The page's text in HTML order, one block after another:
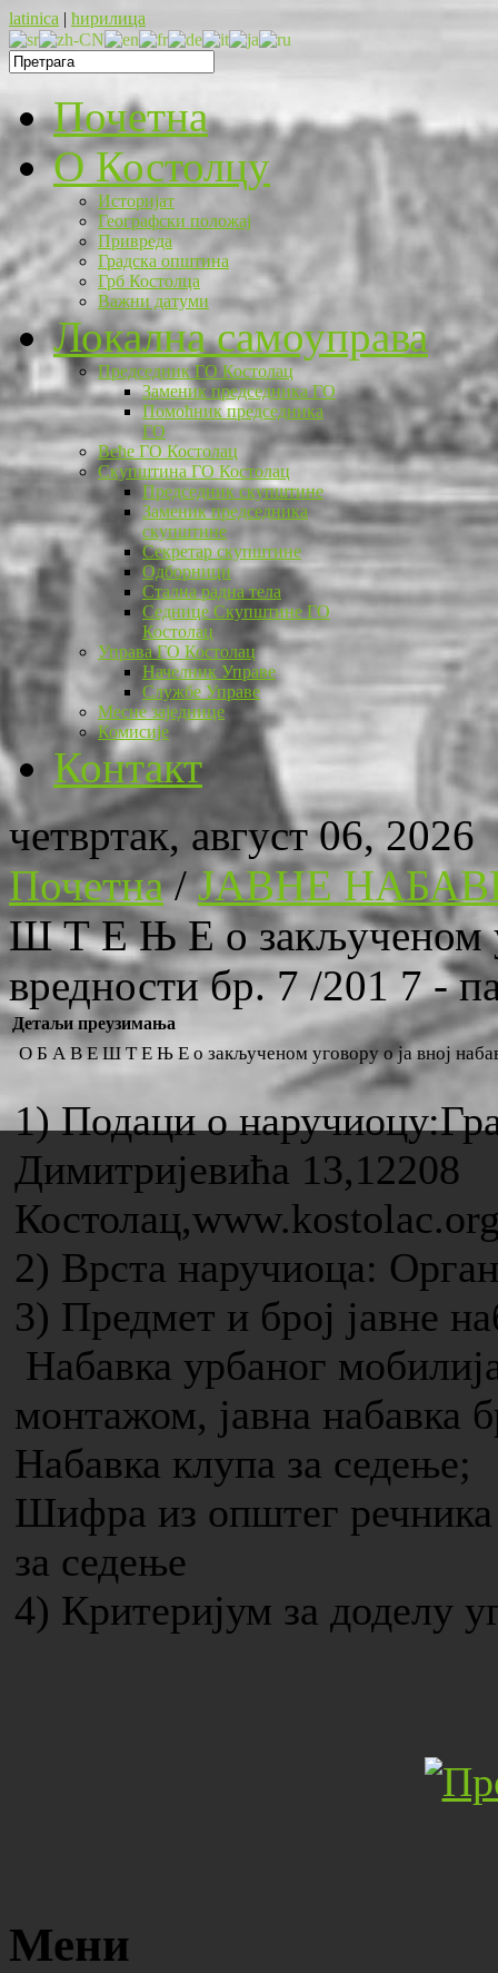
latinica | ћирилица
Почетна
O Костолцу
Историјат
Географски положај
Привреда
Градска општина
Грб Костолца
Важни датуми
Локална самоуправа
Председник ГО Костолац
Заменик председника ГО
Помоћник председника
ГО
Веће ГО Костолац
Скупштина ГО Костолац
Председник скупштине
Заменик председника
скупштине
Секретар скупштине
Одборници
Стална радна тела
Седнице Скупштине ГО
Костолац
Управа ГО Костолац
Начелник Управе
Службе Управе
Месне заједнице
Комисије
Контакт
четвртак, август 06, 2026
Почетна/ЈАВНЕ
Ш Т Е Њ Е о закљученом
вредности бр. 7 /201 7 -
Детаљи преузимања
О Б А В Е Ш Т Е Њ Е о закљученом уговору о ја вној
1) Подаци о
Димитријевића 13,12208
2) Врста наручиоца:
3) Предмет и број јавне
Набавка урбаног
монтажом, јавна набавка
Набавка клупа за седење;
Шифра из општег
за седење
4) Критеријум за доделу
Мени